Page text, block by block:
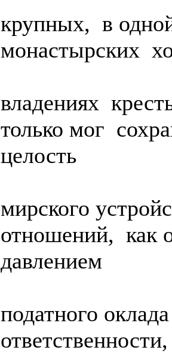
крупных, в
монастырских
владениях
только мог
целость
мирского
отношений, как
давлением
податного